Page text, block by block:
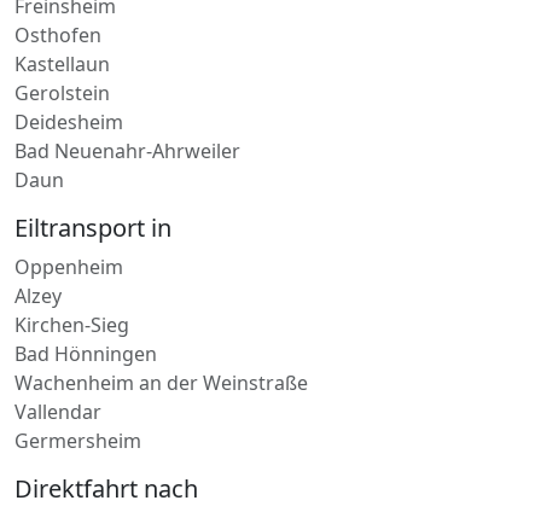
Freinsheim
Osthofen
Kastellaun
Gerolstein
Deidesheim
Bad Neuenahr-Ahrweiler
Daun
Eiltransport in
Oppenheim
Alzey
Kirchen-Sieg
Bad Hönningen
Wachenheim an der Weinstraße
Vallendar
Germersheim
Direktfahrt nach